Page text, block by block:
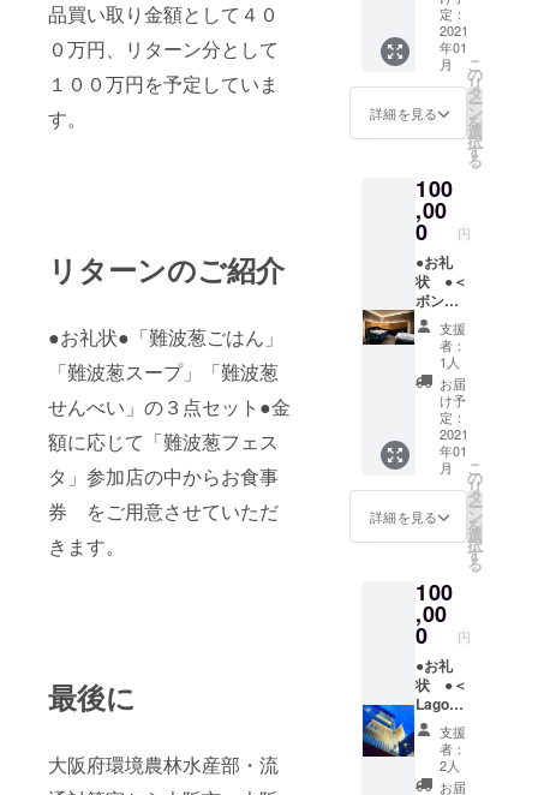
品買い取り金額として４０
０万円、リターン分として
１００万円を予定していま
す。
リターンのご紹介
●お礼状●「難波葱ごはん」
「難波葱スープ」「難波葱
せんべい」の３点セット●金
額に応じて「難波葱フェス
タ」参加店の中からお食事
券 をご用意させていただ
きます。
最後に
大阪府環境農林水産部・流
ズ4種盛
り合わ
せ
Lago八
寸仕立
て
★24ヶ
社パル
マ産生
ハムの
Lagoス
ペシャ
ルサラ
ダ★大
分県産
ボラの
60日か
けて作
り上げ
た自家
製カラ
スミの
パスタ
★五島
列島よ
り産地
魚 お
魚の旨
味を凝
縮した
ソース
と共に
★5日間
かけて
仕上げ
た黒毛
和牛の
電話予
約をお
願いし
ます。
期限は
２月１
日～３
献立：
前菜・
煮物
椀・お
造り・
炊き合
わせ・
焼き
物・御
飯・香
の物・
お菓
子
●「難波
ねぎご
はん」
「難波
ねぎ
スー
ネギせ
んべ
い」３
種類を
４セッ
ト
区道頓
堀１－
９－１
７）特
製すき
焼き
コー
の食事
券（税
込１０
０００
円コー
スの食
事券４
枚をク
ラウド
ファン
ディン
グ終了
後に郵
送しま
す。電
話予約
をお願
いしま
す。期
～３月
３１
日）
●「難波
ねぎご
はん」
「難波
ねぎ
スー
プ」
「難波
定：
2021
年01
月
詳細を見る
こ
の
リ
タ
ー
ン
を
選
択
す
る
100
,00
0 円
●お礼
状 ●＜
ボン
シィク
＞（大
阪府八
尾市久
宝寺６
－６－
６７
ニッ
トービ
ル１
Ｆ）
シェフ
コー
ス ４
名様分
の食事
券（税
込１０
０００
円コー
スの食
事券４
枚をク
支援
者：
1人
お届
け予
定：
2021
年01
月
詳細を見る
こ
の
リ
タ
ー
ン
を
選
択
す
る
100
,00
0 円
●お礼
状 ●＜
Lago
帝塚山
イタリ
アン＞
（大阪
支援
者：
2人
お届